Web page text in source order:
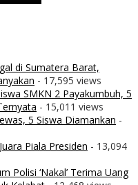
di Sumatera Barat,
- 17,595 views
SMKN 2 Payakumbuh, 5
- 15,011 views
5 Siswa Diamankan -
Piala Presiden - 13,094
Polisi ‘Nakal’ Terima Uang